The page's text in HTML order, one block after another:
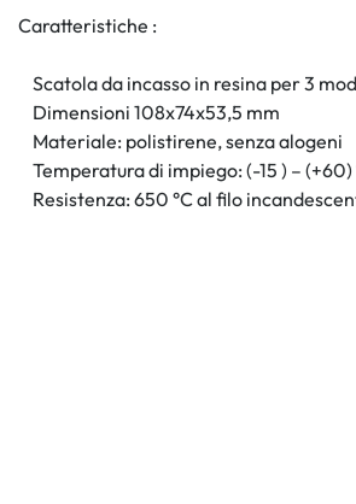
Caratteristiche :
Scatola da incasso in resina per 3
Dimensioni 108x74x53,5 mm
Materiale: polistirene, senza alogeni
Temperatura di impiego: (-15 ) – (+60)
Resistenza: 650 °C al filo